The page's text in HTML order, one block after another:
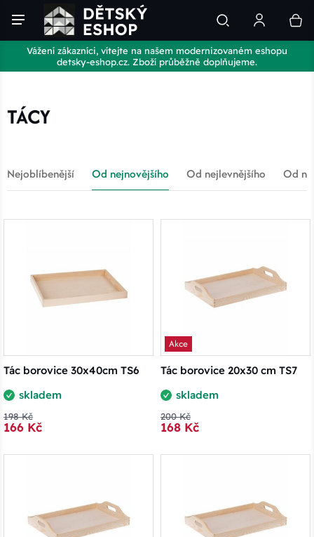
Vážení zákazníci, vítejte na našem modernizovaném eshopu
detsky-eshop.cz. Zboží průběžně doplňujeme.
TÁCY
Nejoblíbenější Od nejnovějšího Od nejlevnějšího Od
Tác borovice 30x40cm TS6
skladem
198 Kč
166 Kč
Akce
Tác borovice 20x30 cm TS7
skladem
200 Kč
168 Kč